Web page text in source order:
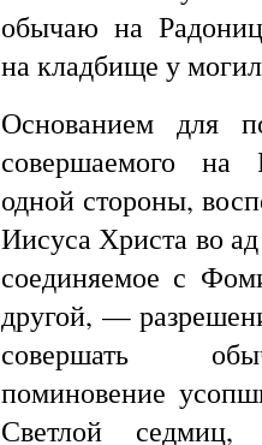
обычаю на
на кладбище у
Основанием для
совершаемого на
одной стороны,
Иисуса Христа во
соединяемое с
другой, —
совершать
поминовение
Светлой